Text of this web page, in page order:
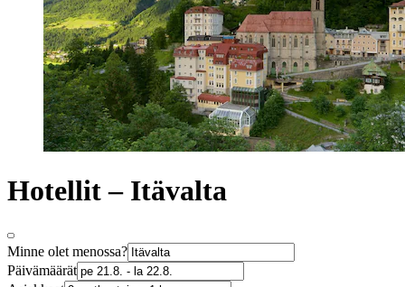
Hotellit – Itävalta
Minne olet menossa?
Päivämäärät